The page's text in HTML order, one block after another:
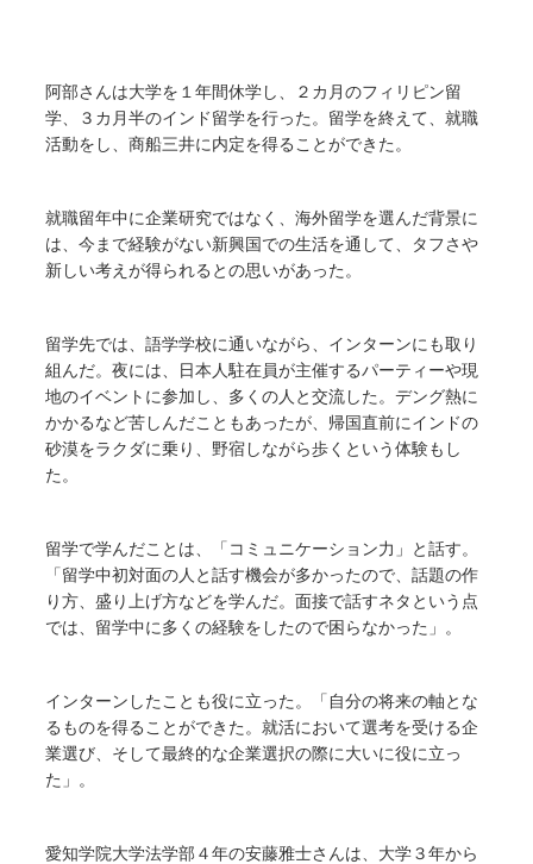
阿部さんは大学を１年間休学し、２カ月のフィリピン留
学、３カ月半のインド留学を行った。留学を終えて、就職
活動をし、商船三井に内定を得ることができた。
就職留年中に企業研究ではなく、海外留学を選んだ背景に
は、今まで経験がない新興国での生活を通して、タフさや
新しい考えが得られるとの思いがあった。
留学先では、語学学校に通いながら、インターンにも取り
組んだ。夜には、日本人駐在員が主催するパーティーや現
地のイベントに参加し、多くの人と交流した。デング熱に
かかるなど苦しんだこともあったが、帰国直前にインドの
砂漠をラクダに乗り、野宿しながら歩くという体験もし
た。
留学で学んだことは、「コミュニケーション力」と話す。
「留学中初対面の人と話す機会が多かったので、話題の作
り方、盛り上げ方などを学んだ。面接で話すネタという点
では、留学中に多くの経験をしたので困らなかった」。
インターンしたことも役に立った。「自分の将来の軸とな
るものを得ることができた。就活において選考を受ける企
業選び、そして最終的な企業選択の際に大いに役に立っ
た」。
愛知学院大学法学部４年の安藤雅士さんは、大学３年から